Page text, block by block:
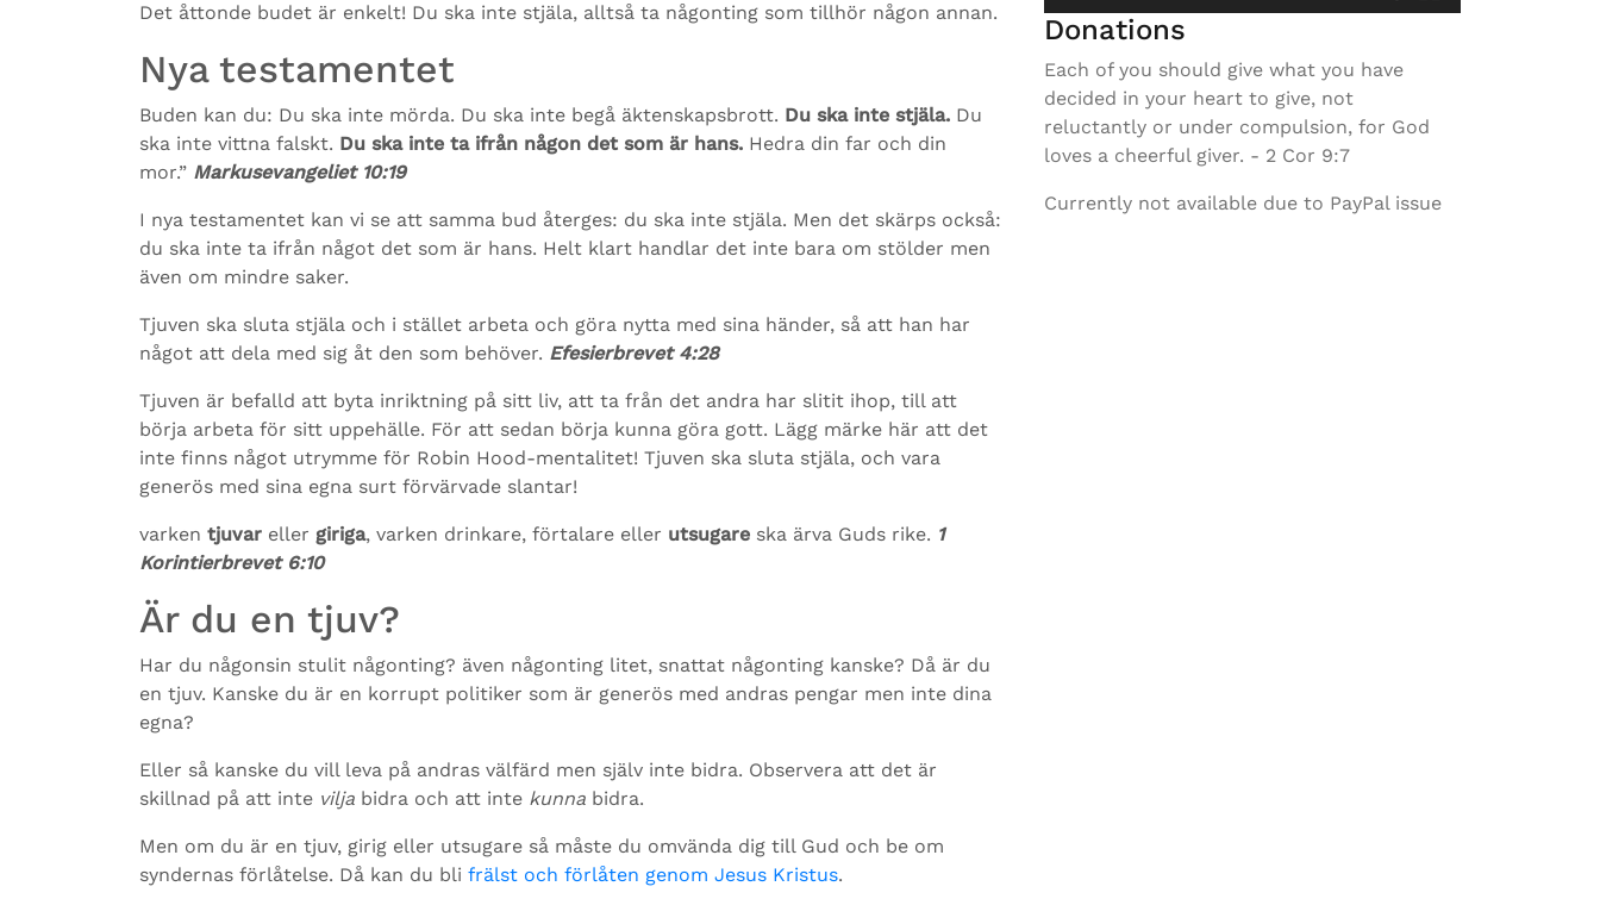
Det åttonde budet är enkelt! Du ska inte stjäla, alltså ta någonting som tillhör någon annan.
Nya testamentet
Buden kan du: Du ska inte mörda. Du ska inte begå äktenskapsbrott. Du ska inte stjäla. Du
ska inte vittna falskt. Du ska inte ta ifrån någon det som är hans. Hedra din far och din
mor.” Markusevangeliet 10:19
I nya testamentet kan vi se att samma bud återges: du ska inte stjäla. Men det skärps också:
du ska inte ta ifrån något det som är hans. Helt klart handlar det inte bara om stölder men
även om mindre saker.
Tjuven ska sluta stjäla och i stället arbeta och göra nytta med sina händer, så att han har
något att dela med sig åt den som behöver. Efesierbrevet 4:28
Tjuven är befalld att byta inriktning på sitt liv, att ta från det andra har slitit ihop, till att
börja arbeta för sitt uppehälle. För att sedan börja kunna göra gott. Lägg märke här att det
inte finns något utrymme för Robin Hood-mentalitet! Tjuven ska sluta stjäla, och vara
generös med sina egna surt förvärvade slantar!
varken tjuvar eller giriga, varken drinkare, förtalare eller utsugare ska ärva Guds rike. 1
Korintierbrevet 6:10
Är du en tjuv?
Har du någonsin stulit någonting? även någonting litet, snattat någonting kanske? Då är du
en tjuv. Kanske du är en korrupt politiker som är generös med andras pengar men inte dina
egna?
Eller så kanske du vill leva på andras välfärd men själv inte bidra. Observera att det är
skillnad på att inte vilja bidra och att inte kunna bidra.
Men om du är en tjuv, girig eller utsugare så måste du omvända dig till Gud och be om
syndernas förlåtelse. Då kan du bli frälst och förlåten genom Jesus Kristus.
Donations
Each of you should give what you have
decided in your heart to give, not
reluctantly or under compulsion, for God
loves a cheerful giver. - 2 Cor 9:7
Currently not available due to PayPal issue